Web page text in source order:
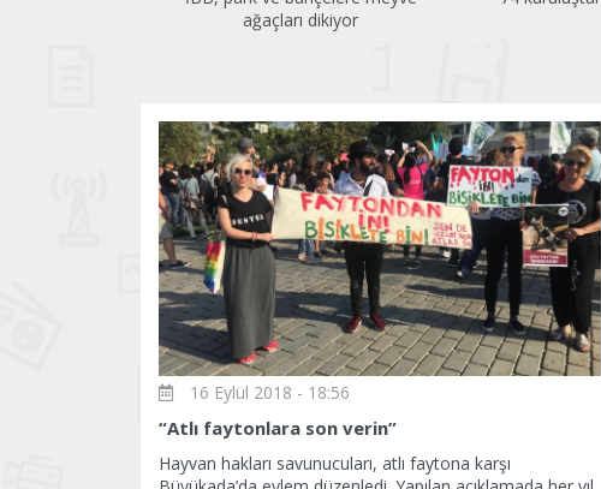
16 Eylül 2018 - 18:56
“Atlı faytonlara son verin”
Hayvan hakları savunucuları, atlı faytona karşı